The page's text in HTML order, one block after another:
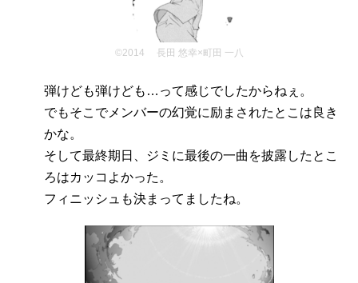
©2014 長田 悠幸×町田 一八
弾けども弾けども…って感じでしたからねぇ。
でもそこでメンバーの幻覚に励まされたとこは良き
かな。
そして最終期日、ジミに最後の一曲を披露したとこ
ろはカッコよかった。
フィニッシュも決まってましたね。